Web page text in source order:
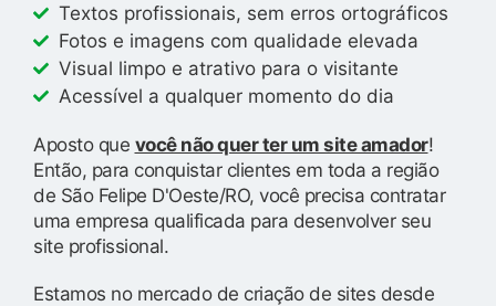
Textos profissionais, sem erros ortográficos
Fotos e imagens com qualidade elevada
Visual limpo e atrativo para o visitante
Acessível a qualquer momento do dia
Aposto que você não quer ter um site amador!
Então, para conquistar clientes em toda a região
de São Felipe D'Oeste/RO, você precisa contratar
uma empresa qualificada para desenvolver seu
site profissional.
Estamos no mercado de criação de sites desde